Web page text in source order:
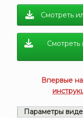
Смотреть
Смотреть
Впервые
Параметры